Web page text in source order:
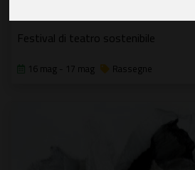
EcoDomus
Festival di teatro sostenibile
16 mag - 17 mag Rassegne